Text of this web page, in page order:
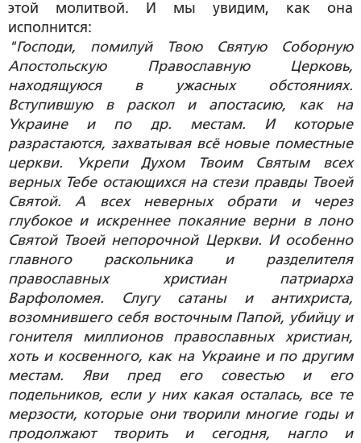
этой молитвой. И мы увидим, как она
исполнится:
"Господи, помилуй Твою Святую Соборную
Апостольскую Православную Церковь,
находящуюся в ужасных обстояниях.
Вступившую в раскол и апостасию, как на
Украине и по др. местам. И которые
разрастаются, захватывая всё новые поместные
церкви. Укрепи Духом Твоим Святым всех
верных Тебе остающихся на стези правды Твоей
Святой. А всех неверных обрати и через
глубокое и искреннее покаяние верни в лоно
Святой Твоей непорочной Церкви. И особенно
главного раскольника и разделителя
православных христиан патриарха
Варфоломея. Слугу сатаны и антихриста,
возомнившего себя восточным Папой, убийцу и
гонителя миллионов православных христиан,
хоть и косвенного, как на Украине и по другим
местам. Яви пред его совестью и его
подельников, если у них какая осталась, все те
мерзости, которые они творили многие годы и
продолжают творить и сегодня, нагло и